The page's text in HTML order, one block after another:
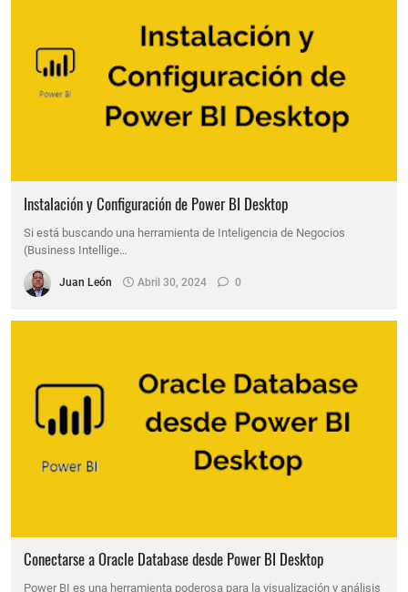
Instalación y Configuración de Power BI Desktop
Si está buscando una herramienta de Inteligencia de Negocios
(Business Intellige…
Juan León Abril 30, 2024 0
Conectarse a Oracle Database desde Power BI Desktop
Power BI es una herramienta poderosa para la visualización y análisis